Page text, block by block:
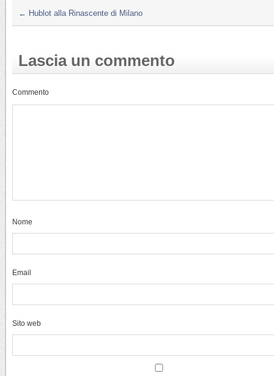
← Hublot alla Rinascente di Milano
Lascia un commento
Commento
Nome
Email
Sito web